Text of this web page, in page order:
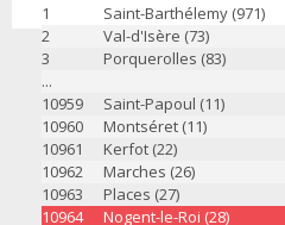
1 Saint-Barthélemy (971)
2
Val-d'Isère (73)
3
Porquerolles (83)
...
10959
Saint-Papoul (11)
10960
Montséret (11)
10961
Kerfot (22)
10962
Marches (26)
10963
Places (27)
10964
Nogent-le-Roi (28)